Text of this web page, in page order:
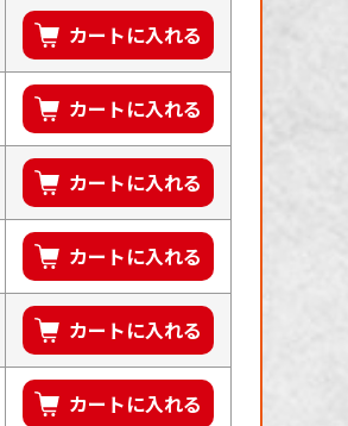
カートに入れる
カートに入れる
カートに入れる
カートに入れる
カートに入れる
カートに入れる